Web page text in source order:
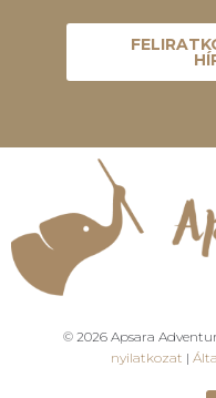
© 2026 Apsara
nyilatkozat |